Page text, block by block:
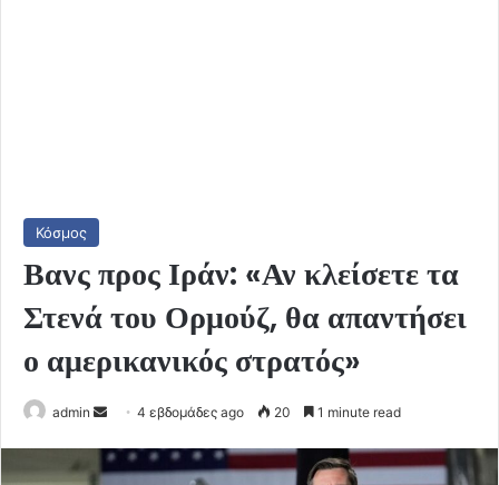
Κόσμος
Βανς προς Ιράν: «Αν κλείσετε τα
Στενά του Ορμούζ, θα απαντήσει
ο αμερικανικός στρατός»
admin
Send
email
4 εβδομάδες ago 20 1 minute read